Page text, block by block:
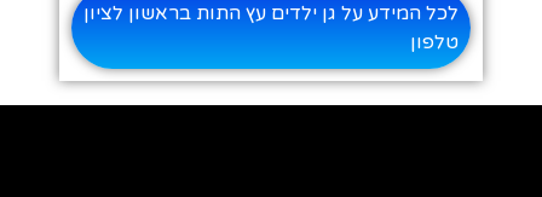
לכל המידע על גן ילדים עץ התות בראשון לציון
טלפון